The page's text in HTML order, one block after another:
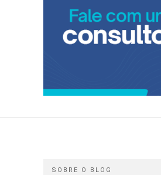
SOBRE O BLOG